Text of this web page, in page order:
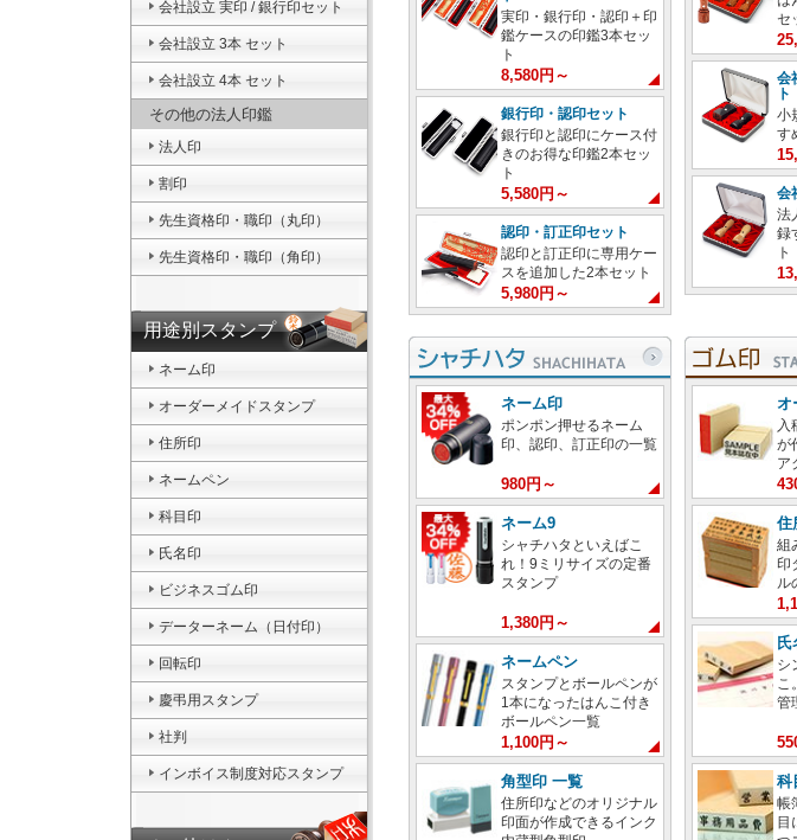
実印・銀行印・認印＋印
鑑ケースの印鑑3本セッ
ト
8,580円～
銀行印・認印セット
銀行印と認印にケース付
きのお得な印鑑2本セッ
ト
5,580円～
認印・訂正印セット
認印と訂正印に専用ケー
スを追加した2本セット
5,980円～
セ
会
ト
小
す
会
法
録
ト
ネーム印
ポンポン押せるネーム
印、認印、訂正印の一覧
980円～
ネーム9
シャチハタといえばこ
れ！9ミリサイズの定番
スタンプ
1,380円～
ネームペン
スタンプとボールペンが
1本になったはんこ付き
ボールペン一覧
1,100円～
角型印 一覧
住所印などのオリジナル
印面が作成できるインク
オ
入
が
ア
住
組
印
ル
氏
シ
こ
管
科
帳
目
会社設立 実印 / 銀行印セット
会社設立 3本 セット
会社設立 4本 セット
その他の法人印鑑
法人印
割印
先生資格印・職印（丸印）
先生資格印・職印（角印）
用途別スタンプ
ネーム印
オーダーメイドスタンプ
住所印
ネームペン
科目印
氏名印
ビジネスゴム印
データーネーム（日付印）
回転印
慶弔用スタンプ
社判
インボイス制度対応スタンプ